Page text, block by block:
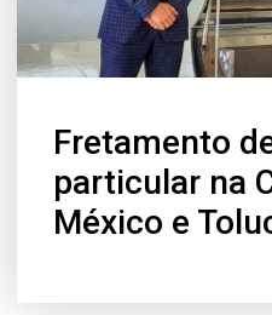
Fretamento
particular na
México e